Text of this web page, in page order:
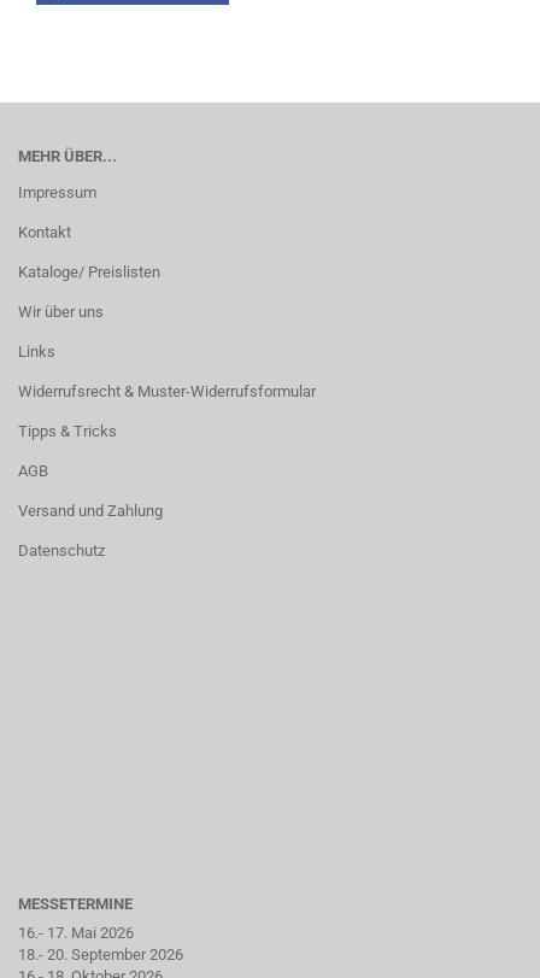
MEHR ÜBER...
Impressum
Kontakt
Kataloge/ Preislisten
Wir über uns
Links
Widerrufsrecht & Muster-Widerrufsformular
Tipps & Tricks
AGB
Versand und Zahlung
Datenschutz
MESSETERMINE
16.- 17. Mai 2026
18.- 20. September 2026